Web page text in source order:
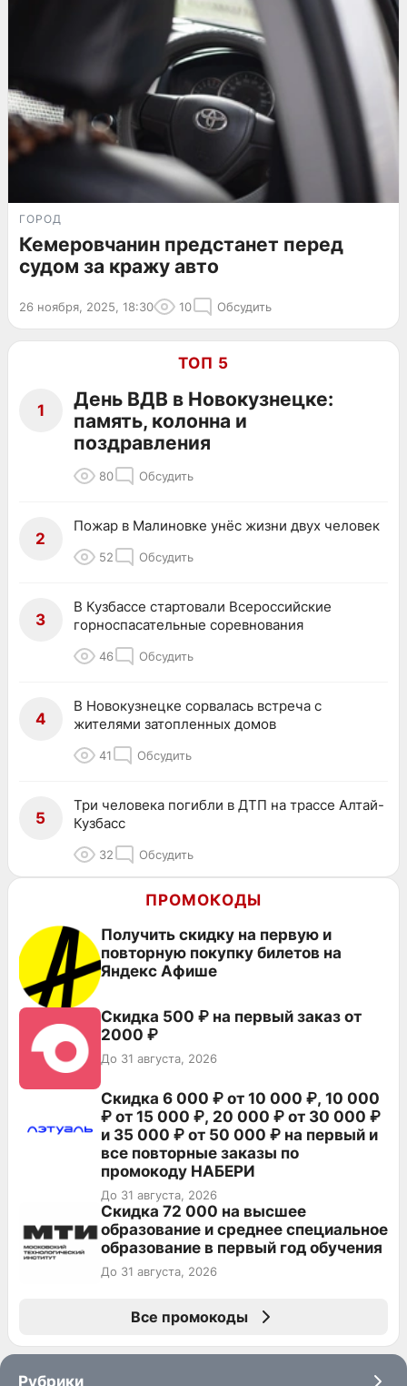
ГОРОД
Кемеровчанин предстанет перед
судом за кражу авто
26 ноября, 2025, 18:30 10 Обсудить
ТОП 5
1
День ВДВ в Новокузнецке:
память, колонна и
поздравления
80 Обсудить
2
Пожар в Малиновке унёс жизни двух человек
52 Обсудить
3
В Кузбассе стартовали Всероссийские
горноспасательные соревнования
46 Обсудить
4
В Новокузнецке сорвалась встреча с
жителями затопленных домов
41 Обсудить
5
Три человека погибли в ДТП на трассе Алтай-
Кузбасс
32 Обсудить
ПРОМОКОДЫ
Получить скидку на первую и
повторную покупку билетов на
Яндекс Афише
Скидка 500 ₽ на первый заказ от
2000 ₽
До 31 августа, 2026
Скидка 6 000 ₽ от 10 000 ₽, 10 000
₽ от 15 000 ₽, 20 000 ₽ от 30 000 ₽
и 35 000 ₽ от 50 000 ₽ на первый и
все повторные заказы по
промокоду НАБЕРИ
До 31 августа, 2026
Скидка 72 000 на высшее
образование и среднее специальное
образование в первый год обучения
До 31 августа, 2026
Все промокоды
Рубрики